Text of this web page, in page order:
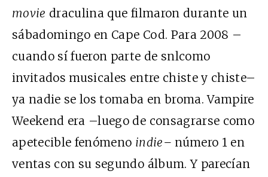
movie draculina que filmaron durante un
sábadomingo en Cape Cod. Para 2008 –
cuando sí fueron parte de snlcomo
invitados musicales entre chiste y chiste–
ya nadie se los tomaba en broma. Vampire
Weekend era –luego de consagrarse como
apetecible fenómeno indie– número 1 en
ventas con su segundo álbum. Y parecían